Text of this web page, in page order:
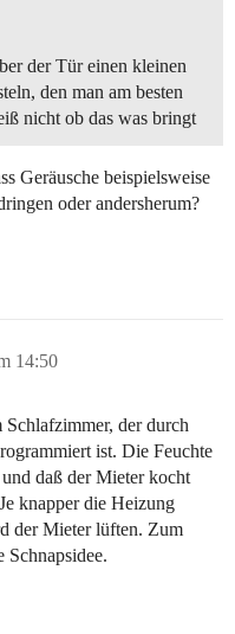
der Tür einen kleinen
den man am besten
nicht ob das was bringt
Geräusche beispielsweise
oder andersherum?
14:50
Schlafzimmer, der durch
ist. Die Feuchte
daß der Mieter kocht
knapper die Heizung
der Mieter lüften. Zum
Schnapsidee.